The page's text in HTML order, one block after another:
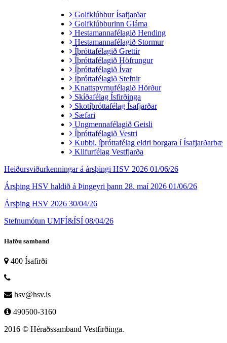
Golfklúbbur Ísafjarðar
Golfklúbburinn Gláma
Hestamannafélagið Hending
Hestamannafélagið Stormur
Íþróttafélagið Grettir
Íþróttafélagið Höfrungur
Íþróttafélagið Ívar
Íþróttafélagið Stefnir
Knattspyrnufélagið Hörður
Skíðafélag Ísfirðinga
Skotíþróttafélag Ísafjarðar
Sæfari
Ungmennafélagið Geisli
Íþróttafélagið Vestri
Kubbi, íþróttafélag eldri borgara í Ísafjarðarbæ
Klifurfélag Vestfjarða
Heiðursviðurkenningar á ársþingi HSV 2026 01/06/26
Ársþing HSV haldið á Þingeyri þann 28. maí 2026 01/06/26
Ársþing HSV 2026 30/04/26
Stefnumótun UMFÍ&ÍSÍ 08/04/26
Hafðu samband
400 Ísafirði
hsv@hsv.is
490500-3160
2016 © Héraðssamband Vestfirðinga.